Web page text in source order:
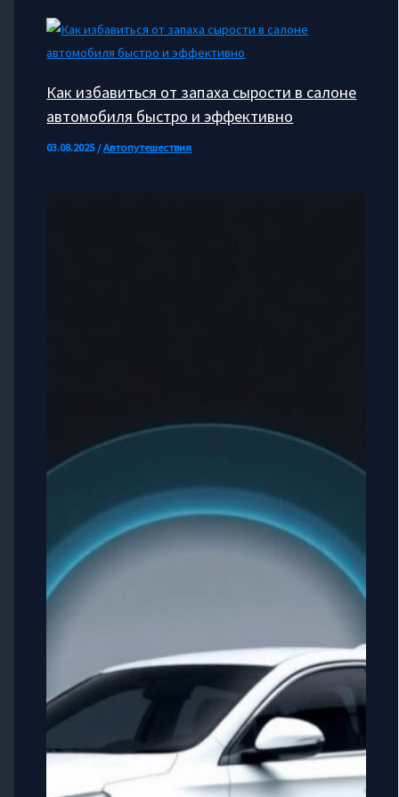
Как избавиться от запаха сырости в салоне
автомобиля быстро и эффективно
03.08.2025/Автопутешествия